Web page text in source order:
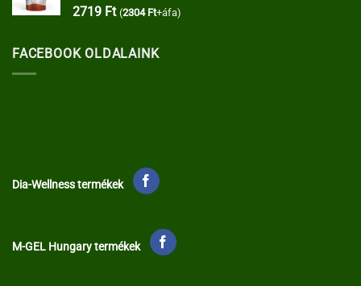
2719 Ft (2304 Ft+áfa)
FACEBOOK OLDALAINK
Dia-Wellness termékek
M-GEL Hungary termékek